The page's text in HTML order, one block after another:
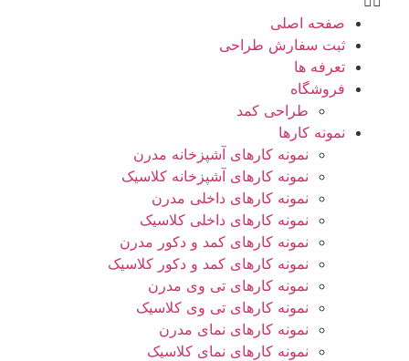
صفحه اصلی
ثبت سفارش طراحی
تعرفه ها
فروشگاه
طراحی کمد
نمونه کارها
نمونه کارهای آشپزخانه مدرن
نمونه کارهای آشپزخانه کلاسیک
نمونه کارهای داخلی مدرن
نمونه کارهای داخلی کلاسیک
نمونه کارهای کمد و دکور مدرن
نمونه کارهای کمد و دکور کلاسیک
نمونه کارهای تی وی مدرن
نمونه کارهای تی وی کلاسیک
نمونه کارهای نمای مدرن
نمونه کارهای نمای کلاسیک